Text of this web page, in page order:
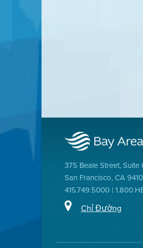
375 Beale Street, Suite
San Francisco, CA
415.749.5000 |
Chỉ Đường